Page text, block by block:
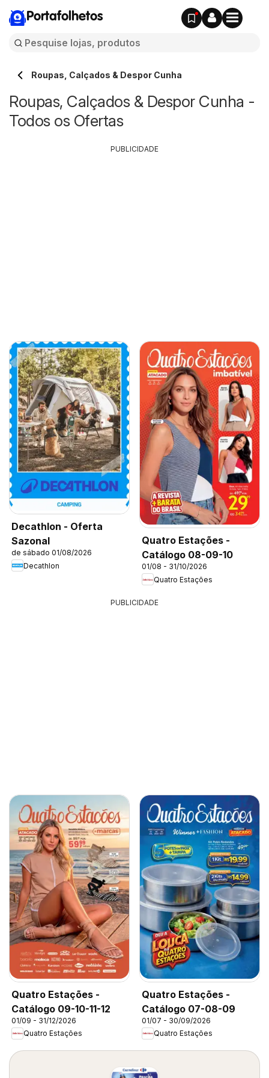
Portafolhetos
Roupas, Calçados & Despor Cunha
Roupas, Calçados & Despor Cunha -
Todos os Ofertas
Decathlon - Oferta
Sazonal
de sábado 01/08/2026
Decathlon
Quatro Estações -
Catálogo 08-09-10
01/08 - 31/10/2026
Quatro Estações
PUBLICIDADE
PUBLICIDADE
Quatro Estações -
Catálogo 09-10-11-12
01/09 - 31/12/2026
Quatro Estações
Quatro Estações -
Catálogo 07-08-09
01/07 - 30/09/2026
Quatro Estações